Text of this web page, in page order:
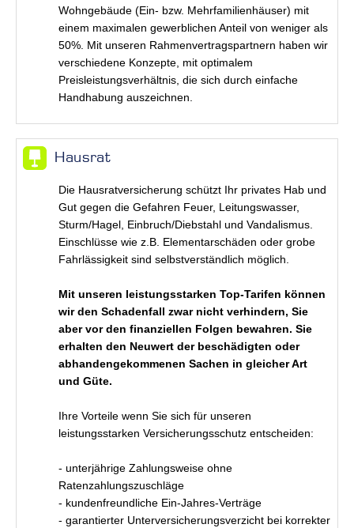
Wohngebäude (Ein- bzw. Mehrfamilienhäuser) mit
einem maximalen gewerblichen Anteil von weniger als
50%. Mit unseren Rahmenvertragspartnern haben wir
verschiedene Konzepte, mit optimalem
Preisleistungsverhältnis, die sich durch einfache
Handhabung auszeichnen.
Hausrat
Die Hausratversicherung schützt Ihr privates Hab und
Gut gegen die Gefahren Feuer, Leitungswasser,
Sturm/Hagel, Einbruch/Diebstahl und Vandalismus.
Einschlüsse wie z.B. Elementarschäden oder grobe
Fahrlässigkeit sind selbstverständlich möglich.
Mit unseren leistungsstarken Top-Tarifen können
wir den Schadenfall zwar nicht verhindern, Sie
aber vor den finanziellen Folgen bewahren. Sie
erhalten den Neuwert der beschädigten oder
abhandengekommenen Sachen in gleicher Art
und Güte.
Ihre Vorteile wenn Sie sich für unseren
leistungsstarken Versicherungsschutz entscheiden:
- unterjährige Zahlungsweise ohne
Ratenzahlungszuschläge
- kundenfreundliche Ein-Jahres-Verträge
- garantierter Unterversicherungsverzicht bei korrekter